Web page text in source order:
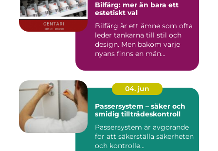
Bilfärg: mer än bara ett
estetiskt val
Bilfärg är ett ämne som ofta
leder tankarna till stil och
design. Men bakom varje
nyans finns en män...
04. jun
Passersystem – säker och
smidig tillträdeskontroll
Passersystem är avgörande
för att säkerställa säkerheten
och kontrolle...